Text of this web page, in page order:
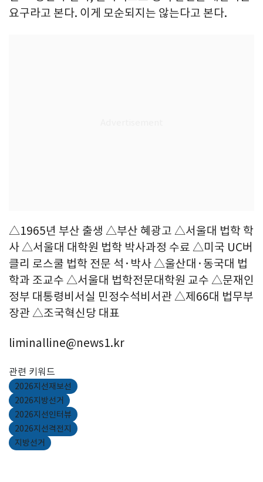
요구라고 본다. 이게 모순되지는 않는다고 본다.
△1965년 부산 출생 △부산 혜광고 △서울대 법학 학
사 △서울대 대학원 법학 박사과정 수료 △미국 UC버
클리 로스쿨 법학 전문 석·박사 △울산대·동국대 법
학과 조교수 △서울대 법학전문대학원 교수 △문재인
정부 대통령비서실 민정수석비서관 △제66대 법무부
장관 △조국혁신당 대표
liminalline@news1.kr
관련 키워드
2026지선재보선
2026지방선거
2026지선인터뷰
2026지선격전지
지방선거